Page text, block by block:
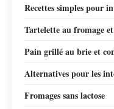
Recettes simples pour
Tartelette au fromage
Pain grillé au brie et
Alternatives pour les
Fromages sans lactose